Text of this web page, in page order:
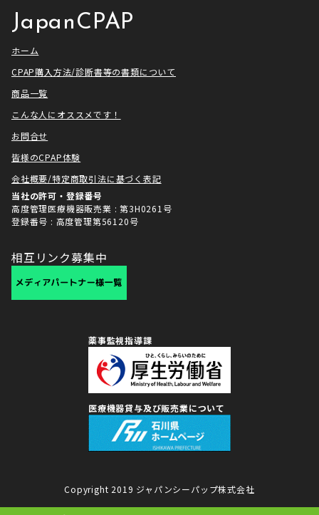
JapanCPAP
ホーム
CPAP購入方法/診断書等の書類について
商品一覧
こんな人にオススメです！
お問合せ
皆様のCPAP体験
会社概要/特定商取引法に基づく表記
当社の許可・登録番号
高度管理医療機器販売業 : 第3H0261号
登録番号 : 高度管理第56120号
相互リンク募集中
薬事監視指導課
医療機器貸与及び販売業について
Copyright 2019 ジャパンシーパップ株式会社